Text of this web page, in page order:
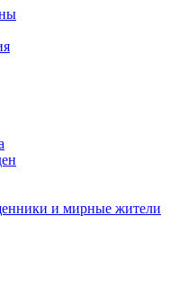
и мирные жители